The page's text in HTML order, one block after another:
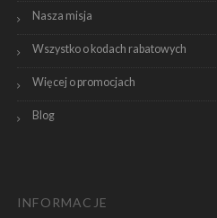
Nasza misja
Wszystko o kodach rabatowych
Więcej o promocjach
Blog
INFORMACJE